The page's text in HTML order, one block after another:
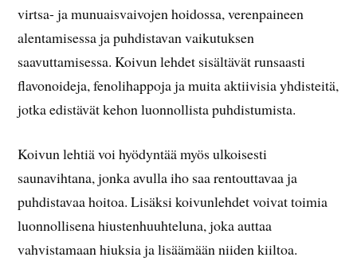
virtsa- ja munuaisvaivojen hoidossa, verenpaineen
alentamisessa ja puhdistavan vaikutuksen
saavuttamisessa. Koivun lehdet sisältävät runsaasti
flavonoideja, fenolihappoja ja muita aktiivisia yhdisteitä,
jotka edistävät kehon luonnollista puhdistumista.
Koivun lehtiä voi hyödyntää myös ulkoisesti
saunavihtana, jonka avulla iho saa rentouttavaa ja
puhdistavaa hoitoa. Lisäksi koivunlehdet voivat toimia
luonnollisena hiustenhuuhteluna, joka auttaa
vahvistamaan hiuksia ja lisäämään niiden kiiltoa.